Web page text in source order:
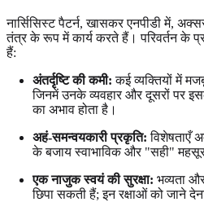
नार्सिसिस्ट पैटर्न, खासकर एनपीडी में,
तंत्र के रूप में कार्य करते हैं। परिवर्तन के
हैं:
अंतर्दृष्टि की कमी: कई व्यक्तियों में
जिनमें उनके व्यवहार और दूसरों पर
का अभाव होता है।
अहं-समन्वयकारी प्रकृति: विशेषताएँ
के बजाय स्वाभाविक और "सही"
एक नाजुक स्वयं की सुरक्षा: भव्यता
छिपा सकती हैं; इन रक्षाओं को जाने